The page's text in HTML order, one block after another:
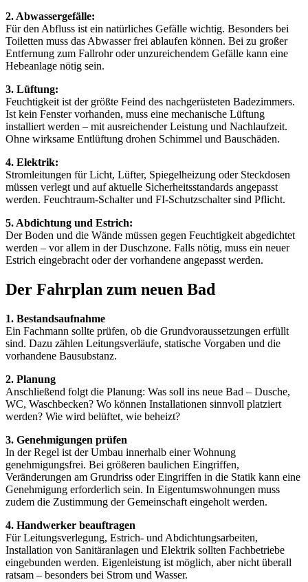
2. Abwassergefälle:
Für den Abfluss ist ein natürliches Gefälle wichtig. Besonders bei
Toiletten muss das Abwasser frei ablaufen können. Bei zu großer
Entfernung zum Fallrohr oder unzureichendem Gefälle kann eine
Hebeanlage nötig sein.
3. Lüftung:
Feuchtigkeit ist der größte Feind des nachgerüsteten Badezimmers.
Ist kein Fenster vorhanden, muss eine mechanische Lüftung
installiert werden – mit ausreichender Leistung und Nachlaufzeit.
Ohne wirksame Entlüftung drohen Schimmel und Bauschäden.
4. Elektrik:
Stromleitungen für Licht, Lüfter, Spiegelheizung oder Steckdosen
müssen verlegt und auf aktuelle Sicherheitsstandards angepasst
werden. Feuchtraum-Schalter und FI-Schutzschalter sind Pflicht.
5. Abdichtung und Estrich:
Der Boden und die Wände müssen gegen Feuchtigkeit abgedichtet
werden – vor allem in der Duschzone. Falls nötig, muss ein neuer
Estrich eingebracht oder der vorhandene angepasst werden.
Der Fahrplan zum neuen Bad
1. Bestandsaufnahme
Ein Fachmann sollte prüfen, ob die Grundvoraussetzungen erfüllt
sind. Dazu zählen Leitungsverläufe, statische Vorgaben und die
vorhandene Bausubstanz.
2. Planung
Anschließend folgt die Planung: Was soll ins neue Bad – Dusche,
WC, Waschbecken? Wo können Installationen sinnvoll platziert
werden? Wie wird belüftet, wie beheizt?
3. Genehmigungen prüfen
In der Regel ist der Umbau innerhalb einer Wohnung
genehmigungsfrei. Bei größeren baulichen Eingriffen,
Veränderungen am Grundriss oder Eingriffen in die Statik kann eine
Genehmigung erforderlich sein. In Eigentumswohnungen muss
zudem die Zustimmung der Gemeinschaft eingeholt werden.
4. Handwerker beauftragen
Für Leitungsverlegung, Estrich- und Abdichtungsarbeiten,
Installation von Sanitäranlagen und Elektrik sollten Fachbetriebe
eingebunden werden. Eigenleistung ist möglich, aber nicht überall
ratsam – besonders bei Strom und Wasser.